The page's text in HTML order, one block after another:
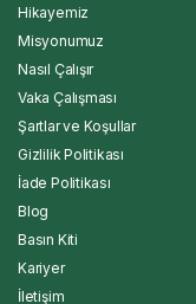
Hikayemiz
Misyonumuz
Nasıl Çalışır
Vaka Çalışması
Şartlar ve Koşullar
Gizlilik Politikası
İade Politikası
Blog
Basın Kiti
Kariyer
İletişim